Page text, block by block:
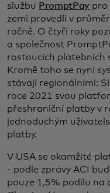
službu PromptPay pro
zemi provedli v
ročně. O čtyři roky
a společnost
rostoucích platebních
Kromě toho se nyní
stávají regionálními:
roce 2021 svou
přeshraniční platby v
jednoduchým
platby.
V USA se okamžité
- podle zprávy ACI
pouze 1,5% podílu na